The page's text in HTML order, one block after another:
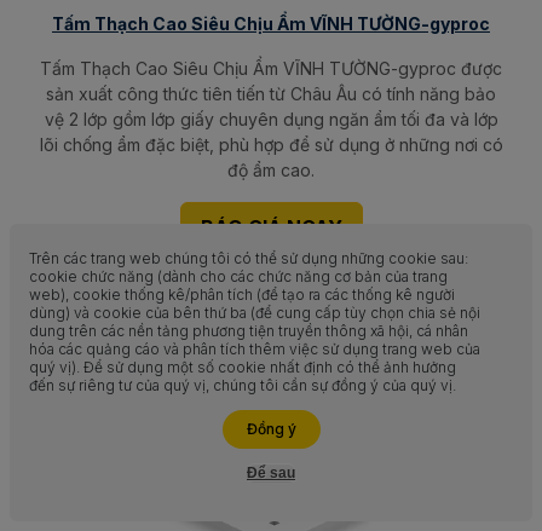
Tấm Thạch Cao Siêu Chịu Ẩm VĨNH TƯỜNG-gyproc
Tấm Thạch Cao Siêu Chịu Ẩm VĨNH TƯỜNG-gyproc được
sản xuất công thức tiên tiến từ Châu Âu có tính năng bảo
vệ 2 lớp gồm lớp giấy chuyên dụng ngăn ẩm tối đa và lớp
lõi chống ẩm đặc biệt, phù hợp để sử dụng ở những nơi có
độ ẩm cao.
BÁO GIÁ NGAY
Trên các trang web chúng tôi có thể sử dụng những cookie sau:
cookie chức năng (dành cho các chức năng cơ bản của trang
web), cookie thống kê/phân tích (để tạo ra các thống kê người
dùng) và cookie của bên thứ ba (để cung cấp tùy chọn chia sẻ nội
dung trên các nền tảng phương tiện truyền thông xã hội, cá nhân
hóa các quảng cáo và phân tích thêm việc sử dụng trang web của
quý vị). Để sử dụng một số cookie nhất định có thể ảnh hưởng
đến sự riêng tư của quý vị, chúng tôi cần sự đồng ý của quý vị.
Đồng ý
Để sau